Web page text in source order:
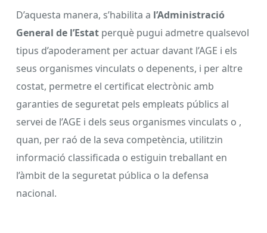
D’aquesta manera, s’habilita a l’Administració
General de l’Estat perquè pugui admetre qualsevol
tipus d’apoderament per actuar davant l’AGE i els
seus organismes vinculats o depenents, i per altre
costat, permetre el certificat electrònic amb
garanties de seguretat pels empleats públics al
servei de l’AGE i dels seus organismes vinculats o ,
quan, per raó de la seva competència, utilitzin
informació classificada o estiguin treballant en
l’àmbit de la seguretat pública o la defensa
nacional.